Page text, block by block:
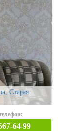
Старая
64-99